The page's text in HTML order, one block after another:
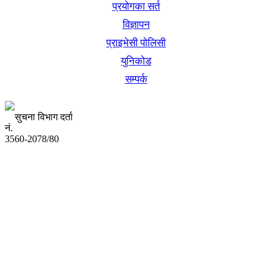
प्रयोगका सर्त
विज्ञापन
प्राइभेसी पोलिसी
युनिकोड
सम्पर्क
सुचना विभाग दर्ता
नं.
3560-2078/80